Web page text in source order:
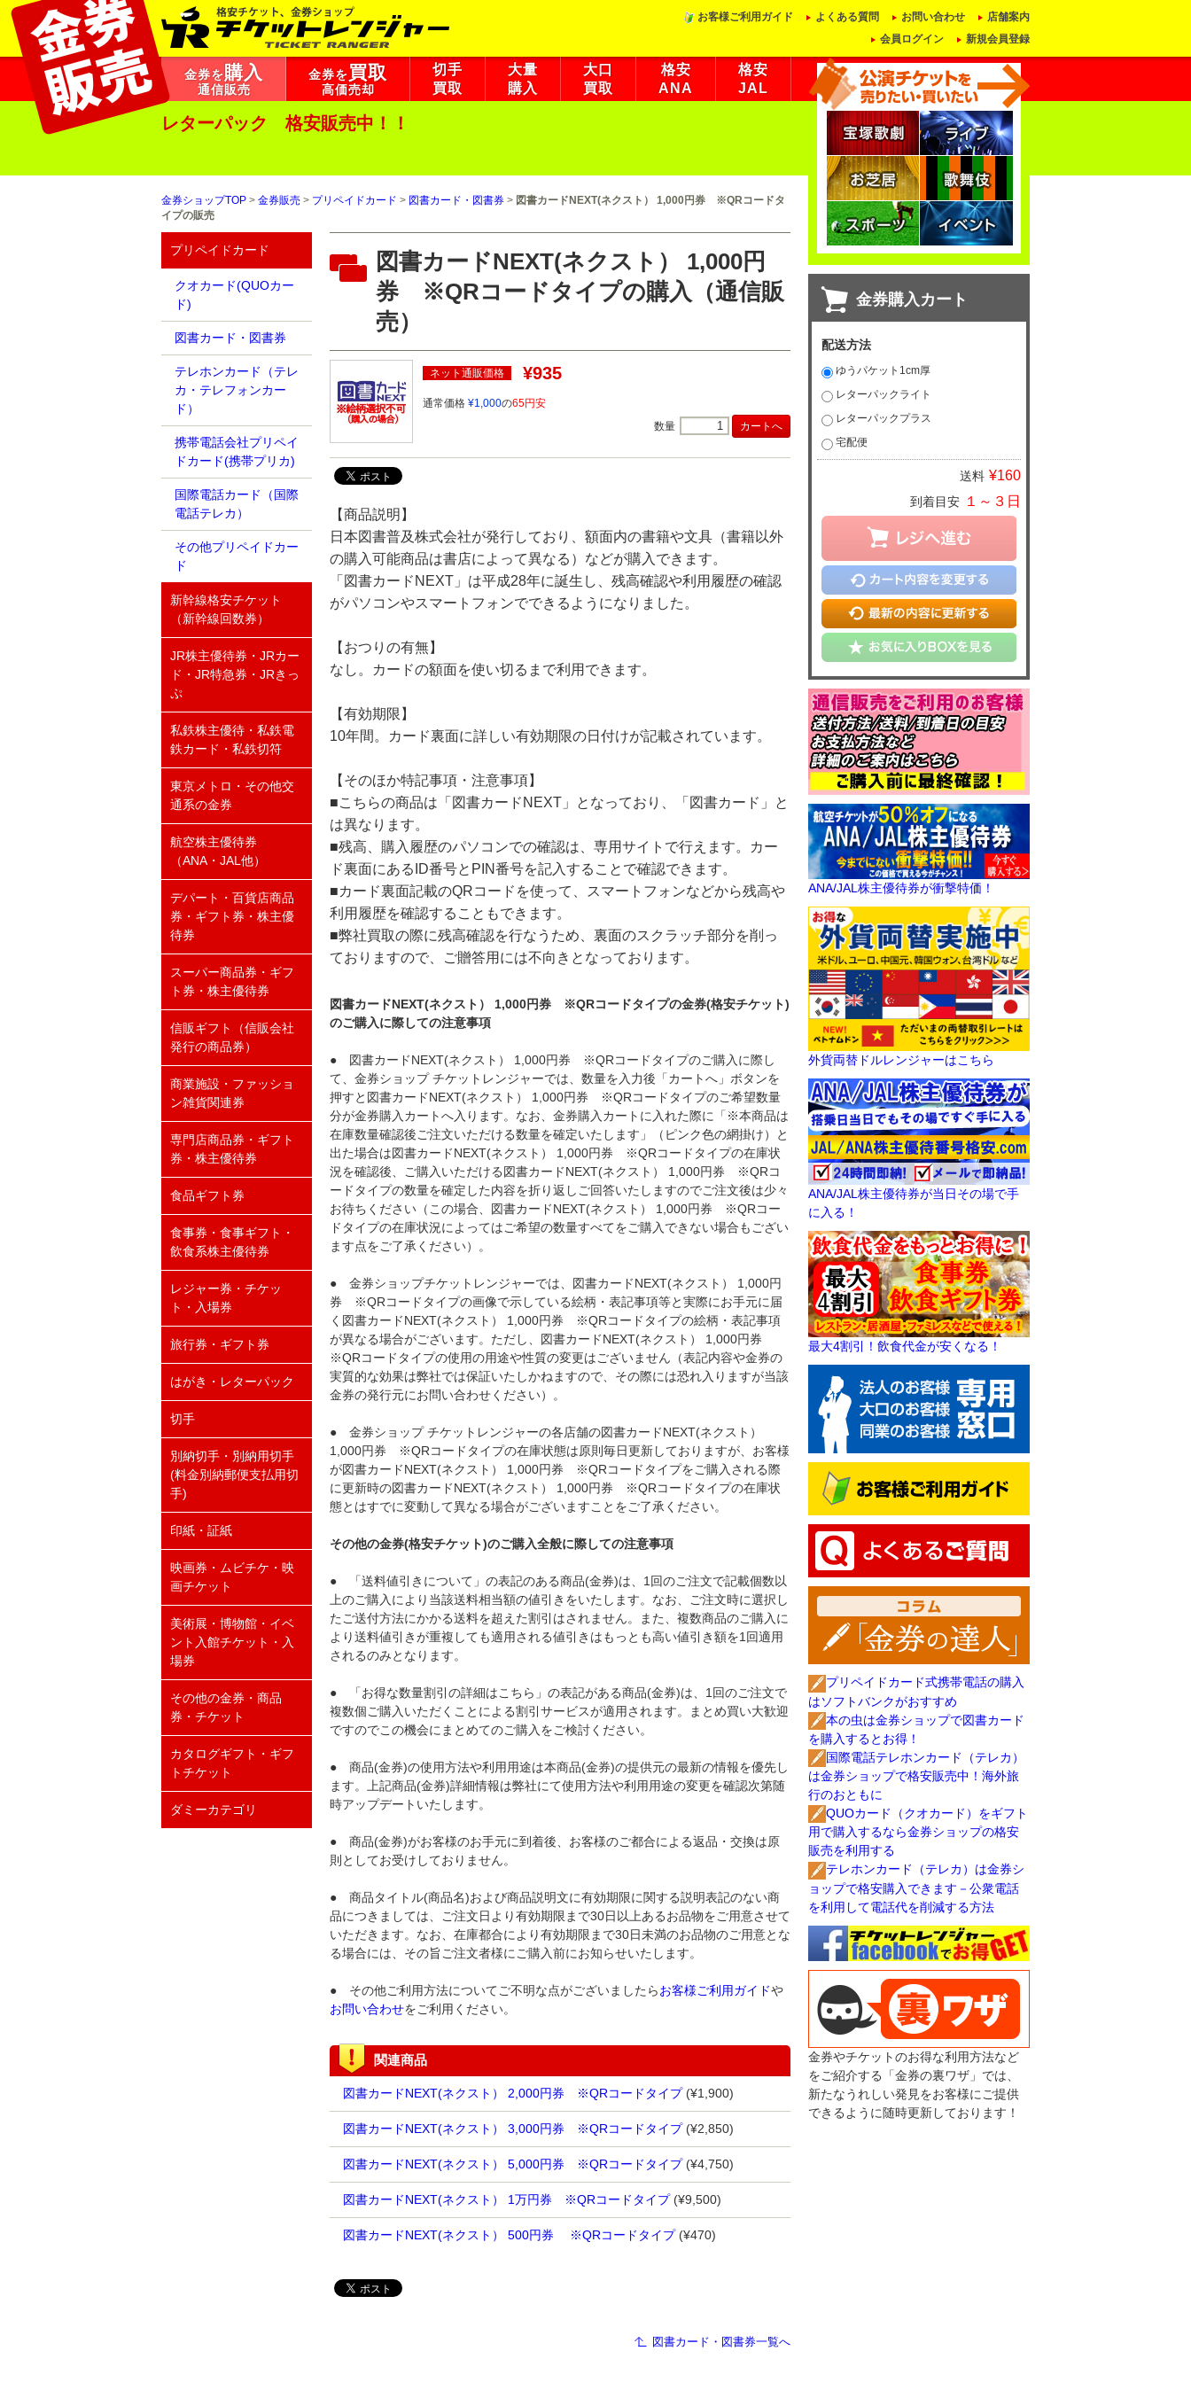
お客様ご利用ガイド よくある質問 お問い合わせ
店舗案内
会員ログイン
新規会員登録
金券を購入
通信販売
金券を買取
高価売却
切手
買取
大量
購入
大口
買取
格安
ANA
格安
JAL
レターパック 格安販売中！！
金券ショップTOP > 金券販売 > プリペイドカード > 図書カード・図書券 > 図書カードNEXT(ネクスト） 1,000円券 ※QRコードタ
イプの販売
図書カードNEXT(ネクスト） 1,000円
券 ※QRコードタイプの購入（通信販
売）
ネット通販価格 ¥935
通常価格 ¥1,000の65円安
数量
【商品説明】
日本図書普及株式会社が発行しており、額面内の書籍や文具（書籍以外
の購入可能商品は書店によって異なる）などが購入できます。
「図書カードNEXT」は平成28年に誕生し、残高確認や利用履歴の確認
がパソコンやスマートフォンでできるようになりました。
【おつりの有無】
なし。カードの額面を使い切るまで利用できます。
【有効期限】
10年間。カード裏面に詳しい有効期限の日付けが記載されています。
【そのほか特記事項・注意事項】
■こちらの商品は「図書カードNEXT」となっており、「図書カード」と
は異なります。
■残高、購入履歴のパソコンでの確認は、専用サイトで行えます。カー
ド裏面にあるID番号とPIN番号を記入することで確認できます。
■カード裏面記載のQRコードを使って、スマートフォンなどから残高や
利用履歴を確認することもできます。
■弊社買取の際に残高確認を行なうため、裏面のスクラッチ部分を削っ
ておりますので、ご贈答用には不向きとなっております。
図書カードNEXT(ネクスト） 1,000円券 ※QRコードタイプの金券(格安チケット)
のご購入に際しての注意事項
● 図書カードNEXT(ネクスト） 1,000円券 ※QRコードタイプのご購入に際し
て、金券ショップ チケットレンジャーでは、数量を入力後「カートへ」ボタンを
押すと図書カードNEXT(ネクスト） 1,000円券 ※QRコードタイプのご希望数量
分が金券購入カートへ入ります。なお、金券購入カートに入れた際に「※本商品は
在庫数量確認後ご注文いただける数量を確定いたします」（ピンク色の網掛け）と
出た場合は図書カードNEXT(ネクスト） 1,000円券 ※QRコードタイプの在庫状
況を確認後、ご購入いただける図書カードNEXT(ネクスト） 1,000円券 ※QRコ
ードタイプの数量を確定した内容を折り返しご回答いたしますのでご注文後は少々
お待ちください（この場合、図書カードNEXT(ネクスト） 1,000円券 ※QRコー
ドタイプの在庫状況によってはご希望の数量すべてをご購入できない場合もござい
ます点をご了承ください）。
● 金券ショップチケットレンジャーでは、図書カードNEXT(ネクスト） 1,000円
券 ※QRコードタイプの画像で示している絵柄・表記事項等と実際にお手元に届
く図書カードNEXT(ネクスト） 1,000円券 ※QRコードタイプの絵柄・表記事項
が異なる場合がございます。ただし、図書カードNEXT(ネクスト） 1,000円券
※QRコードタイプの使用の用途や性質の変更はございません（表記内容や金券の
実質的な効果は弊社では保証いたしかねますので、その際には恐れ入りますが当該
金券の発行元にお問い合わせください）。
● 金券ショップ チケットレンジャーの各店舗の図書カードNEXT(ネクスト）
1,000円券 ※QRコードタイプの在庫状態は原則毎日更新しておりますが、お客様
が図書カードNEXT(ネクスト） 1,000円券 ※QRコードタイプをご購入される際
に更新時の図書カードNEXT(ネクスト） 1,000円券 ※QRコードタイプの在庫状
態とはすでに変動して異なる場合がございますことをご了承ください。
その他の金券(格安チケット)のご購入全般に際しての注意事項
● 「送料値引きについて」の表記のある商品(金券)は、1回のご注文で記載個数以
上のご購入により当該送料相当額の値引きをいたします。なお、ご注文時に選択し
たご送付方法にかかる送料を超えた割引はされません。また、複数商品のご購入に
より送料値引きが重複しても適用される値引きはもっとも高い値引き額を1回適用
されるのみとなります。
● 「お得な数量割引の詳細はこちら」の表記がある商品(金券)は、1回のご注文で
複数個ご購入いただくことによる割引サービスが適用されます。まとめ買い大歓迎
ですのでこの機会にまとめてのご購入をご検討ください。
● 商品(金券)の使用方法や利用用途は本商品(金券)の提供元の最新の情報を優先し
ます。上記商品(金券)詳細情報は弊社にて使用方法や利用用途の変更を確認次第随
時アップデートいたします。
● 商品(金券)がお客様のお手元に到着後、お客様のご都合による返品・交換は原
則としてお受けしておりません。
● 商品タイトル(商品名)および商品説明文に有効期限に関する説明表記のない商
品につきましては、ご注文日より有効期限まで30日以上あるお品物をご用意させて
いただきます。なお、在庫都合により有効期限まで30日未満のお品物のご用意とな
る場合には、その旨ご注文者様にご購入前にお知らせいたします。
● その他ご利用方法についてご不明な点がございましたらお客様ご利用ガイドや
お問い合わせをご利用ください。
関連商品
図書カードNEXT(ネクスト） 2,000円券 ※QRコードタイプ(¥1,900)
図書カードNEXT(ネクスト） 3,000円券 ※QRコードタイプ(¥2,850)
図書カードNEXT(ネクスト） 5,000円券 ※QRコードタイプ(¥4,750)
図書カードNEXT(ネクスト） 1万円券 ※QRコードタイプ(¥9,500)
図書カードNEXT(ネクスト） 500円券 ※QRコードタイプ(¥470)
図書カード・図書券一覧へ
プリペイドカード
クオカード(QUOカー
ド)
図書カード・図書券
テレホンカード（テレ
カ・テレフォンカー
ド）
携帯電話会社プリペイ
ドカード(携帯プリカ)
国際電話カード（国際
電話テレカ）
その他プリペイドカー
ド
新幹線格安チケット
（新幹線回数券）
JR株主優待券・JRカー
ド・JR特急券・JRきっ
ぷ
私鉄株主優待・私鉄電
鉄カード・私鉄切符
東京メトロ・その他交
通系の金券
航空株主優待券
（ANA・JAL他）
デパート・百貨店商品
券・ギフト券・株主優
待券
スーパー商品券・ギフ
ト券・株主優待券
信販ギフト（信販会社
発行の商品券）
商業施設・ファッショ
ン雑貨関連券
専門店商品券・ギフト
券・株主優待券
食品ギフト券
食事券・食事ギフト・
飲食系株主優待券
レジャー券・チケッ
ト・入場券
旅行券・ギフト券
はがき・レターパック
切手
別納切手・別納用切手
(料金別納郵便支払用切
手)
印紙・証紙
映画券・ムビチケ・映
画チケット
美術展・博物館・イベ
ント入館チケット・入
場券
その他の金券・商品
券・チケット
カタログギフト・ギフ
トチケット
ダミーカテゴリ
金券購入カート
配送方法
ゆうパケット1cm厚
レターパックライト
レターパックプラス
宅配便
送料 ¥160
到着目安 １～３日
ANA/JAL株主優待券が衝撃特価！
外貨両替ドルレンジャーはこちら
ANA/JAL株主優待券が当日その場で手
に入る！
最大4割引！飲食代金が安くなる！
プリペイドカード式携帯電話の購入
はソフトバンクがおすすめ
本の虫は金券ショップで図書カード
を購入するとお得！
国際電話テレホンカード（テレカ）
は金券ショップで格安販売中！海外旅
行のおともに
QUOカード（クオカード）をギフト
用で購入するなら金券ショップの格安
販売を利用する
テレホンカード（テレカ）は金券シ
ョップで格安購入できます－公衆電話
を利用して電話代を削減する方法
金券やチケットのお得な利用方法など
をご紹介する「金券の裏ワザ」では、
新たなうれしい発見をお客様にご提供
できるように随時更新しております！